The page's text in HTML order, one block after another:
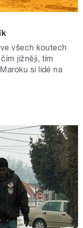
všech koutech
jižněji, tím
si lidé na